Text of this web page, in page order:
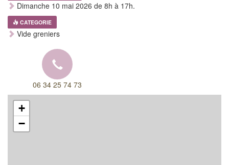
Dimanche 10 mai 2026 de 8h à 17h.
CATEGORIE
Vide greniers
06 34 25 74 73
+
−